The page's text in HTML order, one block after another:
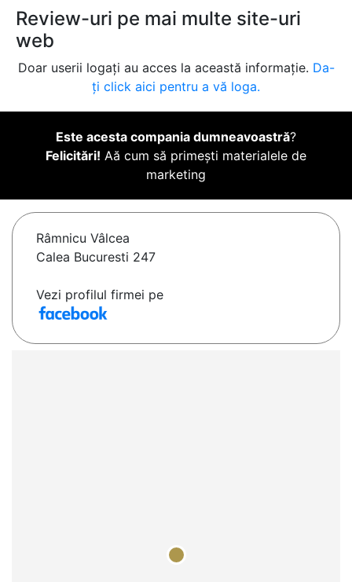
Review-uri pe mai multe site-uri
web
Doar userii logați au acces la această informație. Da-
ți click aici pentru a vă loga.
Este acesta compania dumneavoastră?
Felicitări! Aă cum să primești materialele de
marketing
Râmnicu Vâlcea
Calea Bucuresti 247
Vezi profilul firmei pe